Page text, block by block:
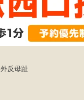
外反母趾